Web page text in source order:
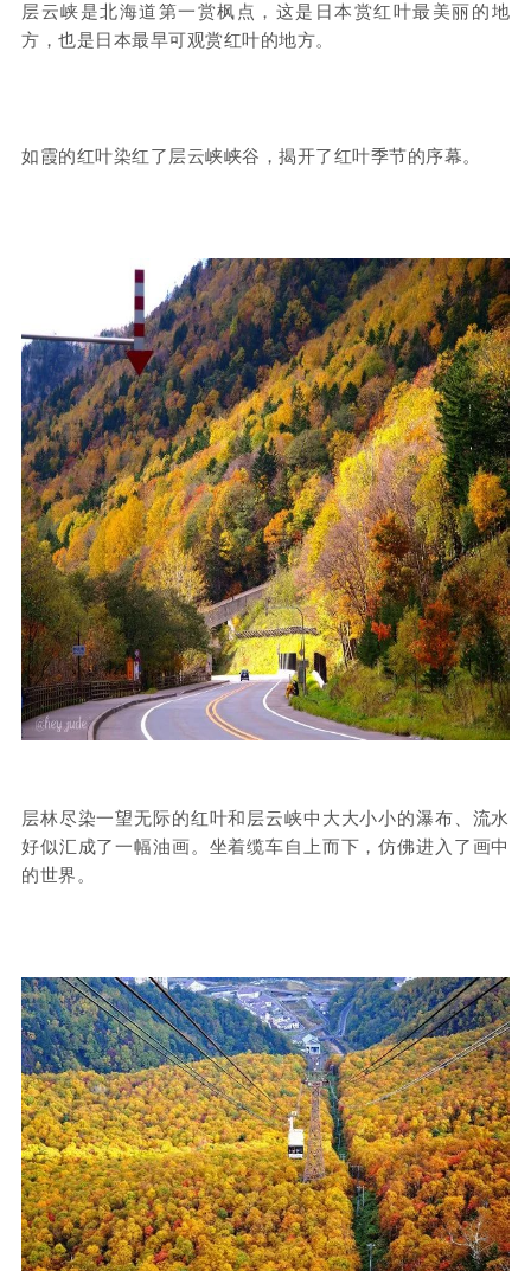
层云峡是北海道第一赏枫点，这是日本赏红叶最美丽的地
方，也是日本最早可观赏红叶的地方。
如霞的红叶染红了层云峡峡谷，揭开了红叶季节的序幕。
层林尽染一望无际的红叶和层云峡中大大小小的瀑布、流水
好似汇成了一幅油画。坐着缆车自上而下，仿佛进入了画中
的世界。